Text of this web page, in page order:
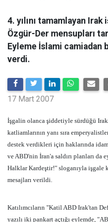
4. yılını tamamlayan
Özgür-Der mensupları
Eyleme İslami camiadan
verdi.
17 Mart 2007
İşgalin olanca şiddetiyle sürdüğü
katliamlarının yanı sıra
destek verdikleri için haklarında
ve ABD'nin İran'a saldırı planları da
Halklar Kardeştir!" sloganıyla işgale
mesajları verildi.
Katılımcıların "Katil ABD Irak'tan
yazılı iki pankart açtığı eylemde,